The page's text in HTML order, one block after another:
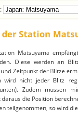
Station
Matsuyama
Diese werden an
Zeitpunkt der Blitze
wird nicht jeder Blitz
Zudem müssen
die Position
teilgenommen, so wird